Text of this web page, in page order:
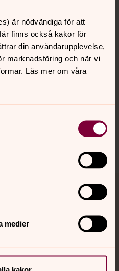
är nödvändiga för att
finns också kakor för
din användarupplevelse,
marknadsföring och när vi
Läs mer om våra
medier
kakor
Prata eller chatta anonymt